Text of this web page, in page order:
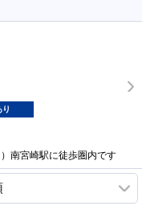
り
南宮崎駅に徒歩圏内です